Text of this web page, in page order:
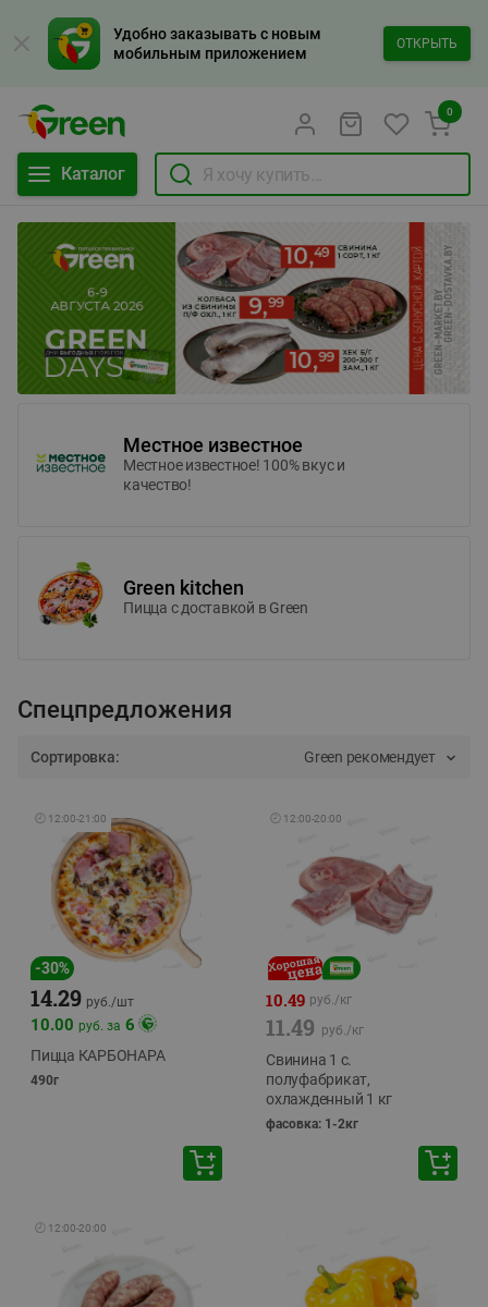
Удобно заказывать с новым
мобильным приложением
ОТКРЫТЬ
Каталог
0
Местное известное
Местное известное! 100% вкус и
качество!
Green kitchen
Пицца c доставкой в Green
Спецпредложения
Сортировка: Green рекомендует
🕘 12:00-21:00
-30%
14.29 руб./шт
10.00 руб. за 6
Пицца КАРБОНАРА
490г
🕘 12:00-20:00
10.49 руб./кг
11.49 руб./кг
Свинина 1 с.
полуфабрикат,
охлажденный 1 кг
фасовка: 1-2кг
🕘 12:00-20:00